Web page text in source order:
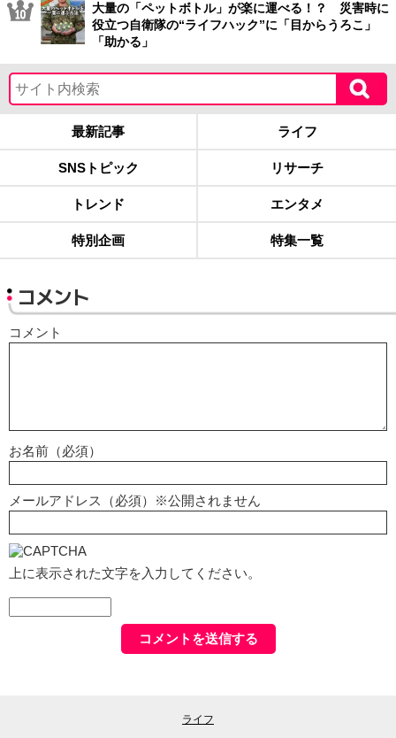
大量の「ペットボトル」が楽に運べる！？ 災害時に
役立つ自衛隊の“ライフハック”に「目からうろこ」
「助かる」
最新記事 ライフ
SNSトピック リサーチ
トレンド エンタメ
特別企画 特集一覧
コメント
コメント
お名前（必須）
メールアドレス（必須）※公開されません
上に表示された文字を入力してください。
ライフ